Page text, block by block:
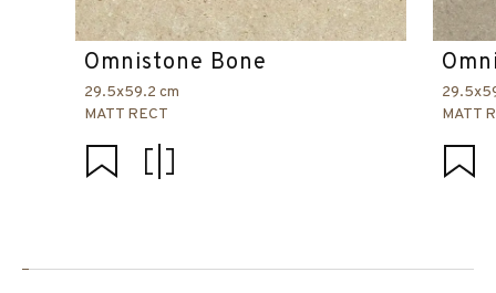
Omnistone Bone
29.5x59.2 cm
MATT RECT
MATT